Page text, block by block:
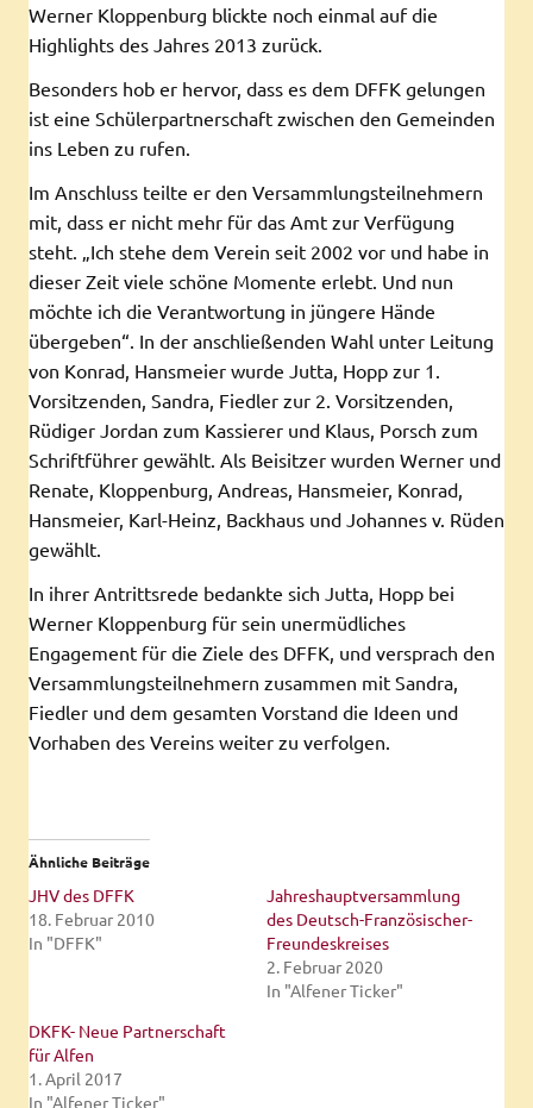
Werner Kloppenburg blickte noch einmal auf die
Highlights des Jahres 2013 zurück.
Besonders hob er hervor, dass es dem DFFK gelungen
ist eine Schülerpartnerschaft zwischen den Gemeinden
ins Leben zu rufen.
Im Anschluss teilte er den Versammlungsteilnehmern
mit, dass er nicht mehr für das Amt zur Verfügung
steht. „Ich stehe dem Verein seit 2002 vor und habe in
dieser Zeit viele schöne Momente erlebt. Und nun
möchte ich die Verantwortung in jüngere Hände
übergeben“. In der anschließenden Wahl unter Leitung
von Konrad, Hansmeier wurde Jutta, Hopp zur 1.
Vorsitzenden, Sandra, Fiedler zur 2. Vorsitzenden,
Rüdiger Jordan zum Kassierer und Klaus, Porsch zum
Schriftführer gewählt. Als Beisitzer wurden Werner und
Renate, Kloppenburg, Andreas, Hansmeier, Konrad,
Hansmeier, Karl-Heinz, Backhaus und Johannes v. Rüden
gewählt.
In ihrer Antrittsrede bedankte sich Jutta, Hopp bei
Werner Kloppenburg für sein unermüdliches
Engagement für die Ziele des DFFK, und versprach den
Versammlungsteilnehmern zusammen mit Sandra,
Fiedler und dem gesamten Vorstand die Ideen und
Vorhaben des Vereins weiter zu verfolgen.
Ähnliche Beiträge
JHV des DFFK
18. Februar 2010
In "DFFK"
Jahreshauptversammlung
des Deutsch-Französischer-
Freundeskreises
2. Februar 2020
In "Alfener Ticker"
DKFK- Neue Partnerschaft
für Alfen
1. April 2017
In "Alfener Ticker"